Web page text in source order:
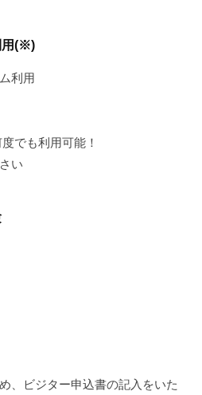
用(※)
利用
でも利用可能！
い
、ビジター申込書の記入をいた